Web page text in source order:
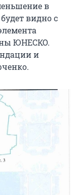
в
видно с
ЮНЕСКО.
и